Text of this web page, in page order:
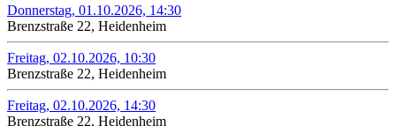
Donnerstag, 01.10.2026, 14:30
Brenzstraße 22, Heidenheim
Freitag, 02.10.2026, 10:30
Brenzstraße 22, Heidenheim
Freitag, 02.10.2026, 14:30
Brenzstraße 22, Heidenheim